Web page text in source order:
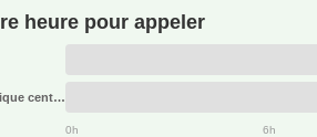
heure pour appeler
0h 6h